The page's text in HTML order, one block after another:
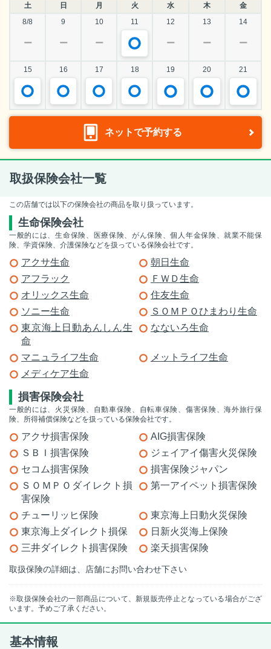
土 日 月 火 水 木
金
8/8
9 10 11 12 13 14
ー ー ー ー ー ー
15 16 17 18 19 20 21
ネットで予約する
取扱保険会社一覧
この店舗では以下の保険会社の商品を取り扱っています。
生命保険会社
一般的には、生命保険、医療保険、がん保険、個人年金保険、就業不能保
険、学資保険、介護保険などを扱っている保険会社です。
アクサ生命
朝日生命
アフラック
ＦＷＤ生命
オリックス生命
住友生命
ソニー生命
ＳＯＭＰＯひまわり生命
東京海上日動あんしん生
命
なないろ生命
マニュライフ生命
メットライフ生命
メディケア生命
損害保険会社
一般的には、火災保険、自動車保険、自転車保険、傷害保険、海外旅行保
険、所得補償保険などを扱っている保険会社です。
アクサ損害保険
AIG損害保険
ＳＢＩ損害保険
ジェイアイ傷害火災保険
セコム損害保険
損害保険ジャパン
ＳＯＭＰＯダイレクト損
害保険
第一アイペット損害保険
チューリッヒ保険
東京海上日動火災保険
東京海上ダイレクト損保
日新火災海上保険
三井ダイレクト損害保険
楽天損害保険
取扱保険の詳細は、店舗にお問い合わせ下さい
※取扱保険会社の一部商品について、新規販売停止となっている場合がござ
います。予めご了承ください。
基本情報